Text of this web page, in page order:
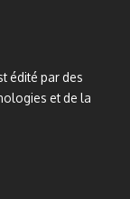
édité par des
et de la